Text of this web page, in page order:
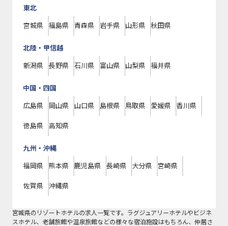
東北
宮城県 福島県 青森県 岩手県 山形県 秋田県
北陸・甲信越
新潟県 長野県 石川県 富山県 山梨県 福井県
中国・四国
広島県 岡山県 山口県 島根県 鳥取県 愛媛県 香川県
徳島県 高知県
九州・沖縄
福岡県 熊本県 鹿児島県 長崎県 大分県 宮崎県
佐賀県 沖縄県
宮城県の リゾートホテルの求人一覧です。ラグジュアリーホテルやビジネ
スホテル、老舗旅館や温泉旅館などの様々な宿泊施設はもちろん、仲居さ